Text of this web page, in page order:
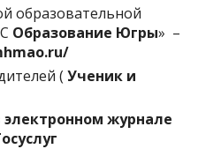
образовательной
Образование Югры» –
(Ученик и
журнале